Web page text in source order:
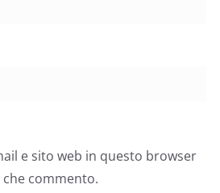
e sito web in questo browser
commento.